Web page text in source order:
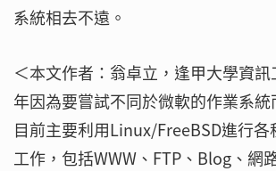
系統相去不遠。
＜本文作者：翁卓立，逢甲大學資
年因為要嘗試不同於微軟的作業系統
目前主要利用Linux/FreeBSD進行各
工作，包括WWW、FTP、Blog、網